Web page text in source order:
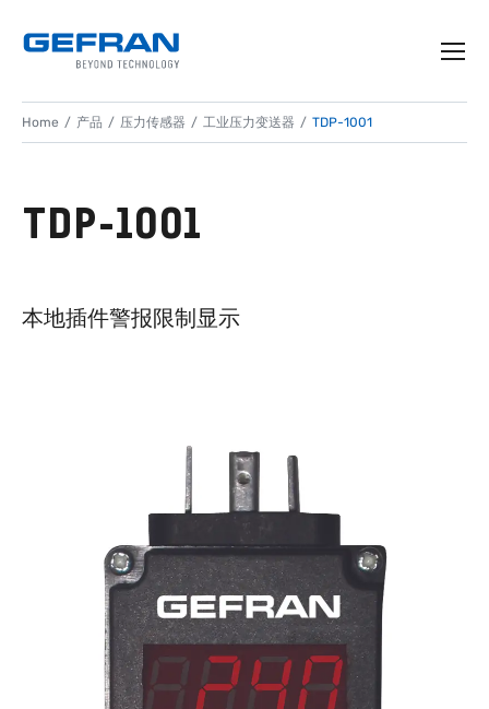
Home 产品 压力传感器 工业压力变送器 TDP-1001
TDP-1001
本地插件警报限制显示